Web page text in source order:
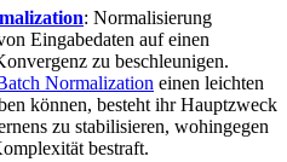
: Normalisierung
Eingabedaten auf einen
zu beschleunigen.
Normalization einen leichten
können, besteht ihr Hauptzweck
zu stabilisieren, wohingegen
bestraft.